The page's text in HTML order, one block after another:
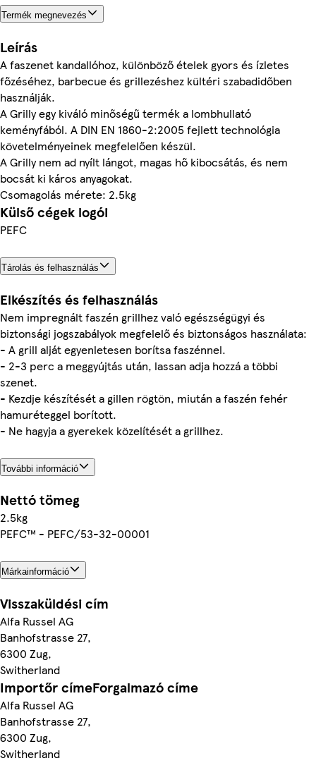
Termék megnevezés
Leírás
A faszenet kandallóhoz, különböző ételek gyors és ízletes
főzéséhez, barbecue és grillezéshez kültéri szabadidőben
használják.
A Grilly egy kiváló minőségű termék a lombhullató
keményfából. A DIN EN 1860-2:2005 fejlett technológia
követelményeinek megfelelően készül.
A Grilly nem ad nyílt lángot, magas hő kibocsátás, és nem
bocsát ki káros anyagokat.
Csomagolás mérete: 2.5kg
Külső cégek logói
PEFC
Tárolás és felhasználás
Elkészítés és felhasználás
Nem impregnált faszén grillhez való egészségügyi és
biztonsági jogszabályok megfelelő és biztonságos használata:
- A grill alját egyenletesen borítsa faszénnel.
- 2-3 perc a meggyújtás után, lassan adja hozzá a többi
szenet.
- Kezdje készítését a gillen rögtön, miután a faszén fehér
hamuréteggel borított.
- Ne hagyja a gyerekek közelítését a grillhez.
További információ
Nettó tömeg
2.5kg
PEFC™ - PEFC/53-32-00001
Márkainformáció
Visszaküldési cím
Alfa Russel AG
Banhofstrasse 27,
6300 Zug,
Switherland
Importőr címeForgalmazó címe
Alfa Russel AG
Banhofstrasse 27,
6300 Zug,
Switherland